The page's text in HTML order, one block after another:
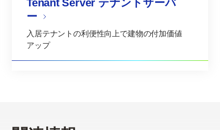
Tenant Server テナントサーバ
ー
入居テナントの利便性向上で建物の付加価値
アップ